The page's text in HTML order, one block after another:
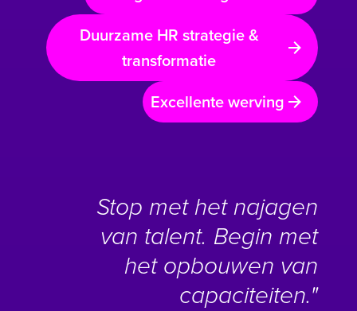
Duurzame HR strategie &
transformatie
Excellente werving
Stop met het najagen
van talent. Begin met
het opbouwen van
capaciteiten."